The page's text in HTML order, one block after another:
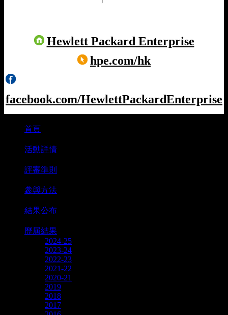
Hewlett Packard Enterprise
hpe.com/hk
facebook.com/HewlettPackardEnterprise
首頁
活動詳情
評審準則
參與方法
結果公布
歷屆結果
2024-25
2023-24
2022-23
2021-22
2020-21
2019
2018
2017